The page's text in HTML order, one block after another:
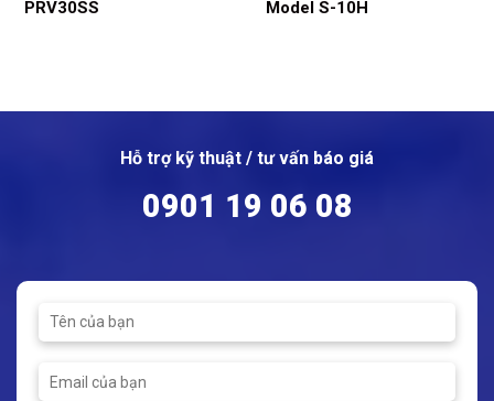
PRV30SS Model S-10H
Hỗ trợ kỹ thuật / tư vấn báo giá
0901 19 06 08